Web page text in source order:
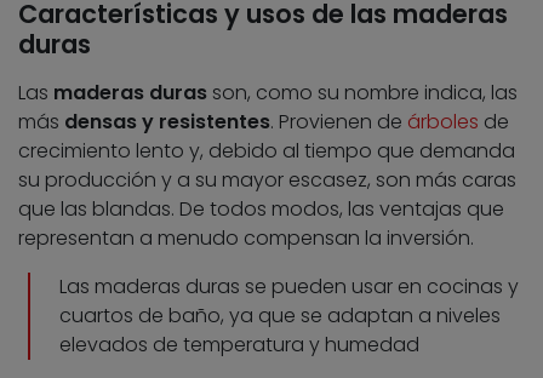
Características y usos de las maderas
duras
Las maderas duras son, como su nombre indica, las
más densas y resistentes. Provienen de árboles de
crecimiento lento y, debido al tiempo que demanda
su producción y a su mayor escasez, son más caras
que las blandas. De todos modos, las ventajas que
representan a menudo compensan la inversión.
Las maderas duras se pueden usar en cocinas y
cuartos de baño, ya que se adaptan a niveles
elevados de temperatura y humedad